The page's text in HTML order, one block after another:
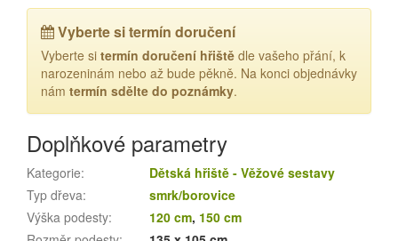
Vyberte si termín doručení
Vyberte si termín doručení hřiště dle vašeho přání, k
narozeninám nebo až bude pěkně. Na konci objednávky
nám termín sdělte do poznámky.
Doplňkové parametry
Kategorie:
Dětská hřiště - Věžové sestavy
Typ dřeva:
smrk/borovice
Výška podesty: 120 cm, 150 cm